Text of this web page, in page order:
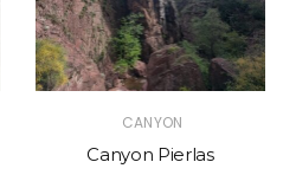
CANYON
Canyon Pierlas